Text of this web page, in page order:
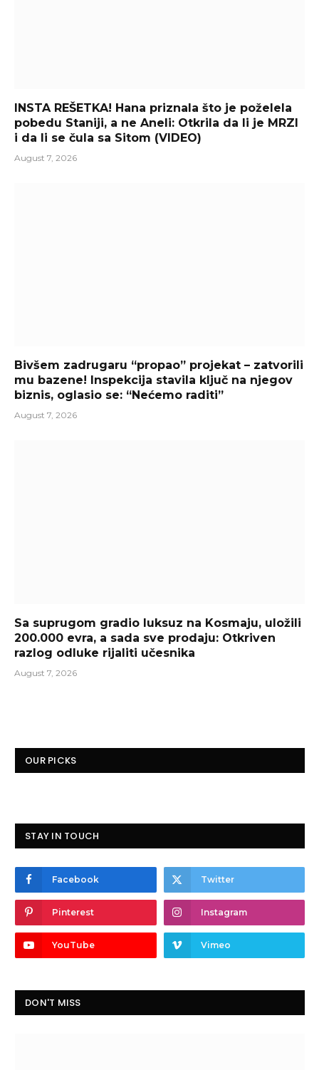
INSTA REŠETKA! Hana priznala što je poželela
pobedu Staniji, a ne Aneli: Otkrila da li je MRZI
i da li se čula sa Sitom (VIDEO)
August 7, 2026
Bivšem zadrugaru “propao” projekat – zatvorili
mu bazene! Inspekcija stavila ključ na njegov
biznis, oglasio se: “Nećemo raditi”
August 7, 2026
Sa suprugom gradio luksuz na Kosmaju, uložili
200.000 evra, a sada sve prodaju: Otkriven
razlog odluke rijaliti učesnika
August 7, 2026
OUR PICKS
STAY IN TOUCH
Facebook Twitter
Pinterest Instagram
YouTube Vimeo
DON'T MISS